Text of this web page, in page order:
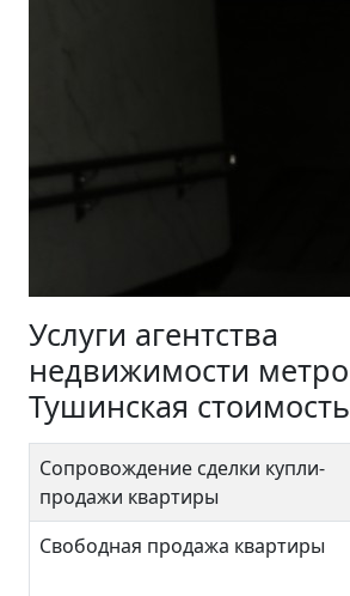
Услуги агентства
недвижимости метро
Тушинская стоимость
Сопровождение сделки купли-
продажи квартиры
Свободная продажа квартиры